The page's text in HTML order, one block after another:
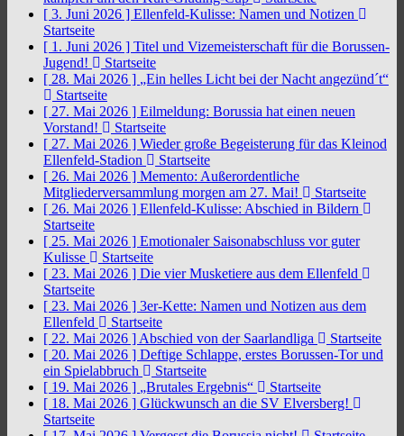
[ 3. Juni 2026 ] Ellenfeld-Kulisse: Namen und Notizen
Startseite
[ 1. Juni 2026 ] Titel und Vizemeisterschaft für die Borussen-
Jugend!
Startseite
[ 28. Mai 2026 ] „Ein helles Licht bei der Nacht angezünd´t“
Startseite
[ 27. Mai 2026 ] Eilmeldung: Borussia hat einen neuen
Vorstand!
Startseite
[ 27. Mai 2026 ] Wieder große Begeisterung für das Kleinod
Ellenfeld-Stadion
Startseite
[ 26. Mai 2026 ] Memento: Außerordentliche
Mitgliederversammlung morgen am 27. Mai!
Startseite
[ 26. Mai 2026 ] Ellenfeld-Kulisse: Abschied in Bildern
Startseite
[ 25. Mai 2026 ] Emotionaler Saisonabschluss vor guter
Kulisse
Startseite
[ 23. Mai 2026 ] Die vier Musketiere aus dem Ellenfeld
Startseite
[ 23. Mai 2026 ] 3er-Kette: Namen und Notizen aus dem
Ellenfeld
Startseite
[ 22. Mai 2026 ] Abschied von der Saarlandliga
Startseite
[ 20. Mai 2026 ] Deftige Schlappe, erstes Borussen-Tor und
ein Spielabbruch
Startseite
[ 19. Mai 2026 ] „Brutales Ergebnis“
Startseite
[ 18. Mai 2026 ] Glückwunsch an die SV Elversberg!
Startseite